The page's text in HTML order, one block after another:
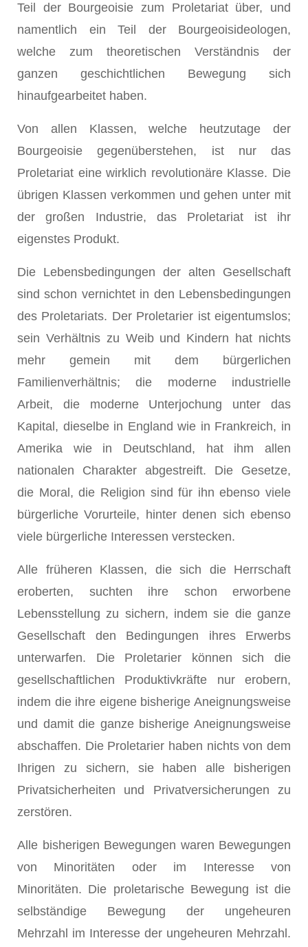
Teil der Bourgeoisie zum Proletariat über, und
namentlich ein Teil der Bourgeoisideologen,
welche zum theoretischen Verständnis der
ganzen geschichtlichen Bewegung sich
hinaufgearbeitet haben.
Von allen Klassen, welche heutzutage der
Bourgeoisie gegenüberstehen, ist nur das
Proletariat eine wirklich revolutionäre Klasse. Die
übrigen Klassen verkommen und gehen unter mit
der großen Industrie, das Proletariat ist ihr
eigenstes Produkt.
Die Lebensbedingungen der alten Gesellschaft
sind schon vernichtet in den Lebensbedingungen
des Proletariats. Der Proletarier ist eigentumslos;
sein Verhältnis zu Weib und Kindern hat nichts
mehr gemein mit dem bürgerlichen
Familienverhältnis; die moderne industrielle
Arbeit, die moderne Unterjochung unter das
Kapital, dieselbe in England wie in Frankreich, in
Amerika wie in Deutschland, hat ihm allen
nationalen Charakter abgestreift. Die Gesetze,
die Moral, die Religion sind für ihn ebenso viele
bürgerliche Vorurteile, hinter denen sich ebenso
viele bürgerliche Interessen verstecken.
Alle früheren Klassen, die sich die Herrschaft
eroberten, suchten ihre schon erworbene
Lebensstellung zu sichern, indem sie die ganze
Gesellschaft den Bedingungen ihres Erwerbs
unterwarfen. Die Proletarier können sich die
gesellschaftlichen Produktivkräfte nur erobern,
indem die ihre eigene bisherige Aneignungsweise
und damit die ganze bisherige Aneignungsweise
abschaffen. Die Proletarier haben nichts von dem
Ihrigen zu sichern, sie haben alle bisherigen
Privatsicherheiten und Privatversicherungen zu
zerstören.
Alle bisherigen Bewegungen waren Bewegungen
von Minoritäten oder im Interesse von
Minoritäten. Die proletarische Bewegung ist die
selbständige Bewegung der ungeheuren
Mehrzahl im Interesse der ungeheuren Mehrzahl.